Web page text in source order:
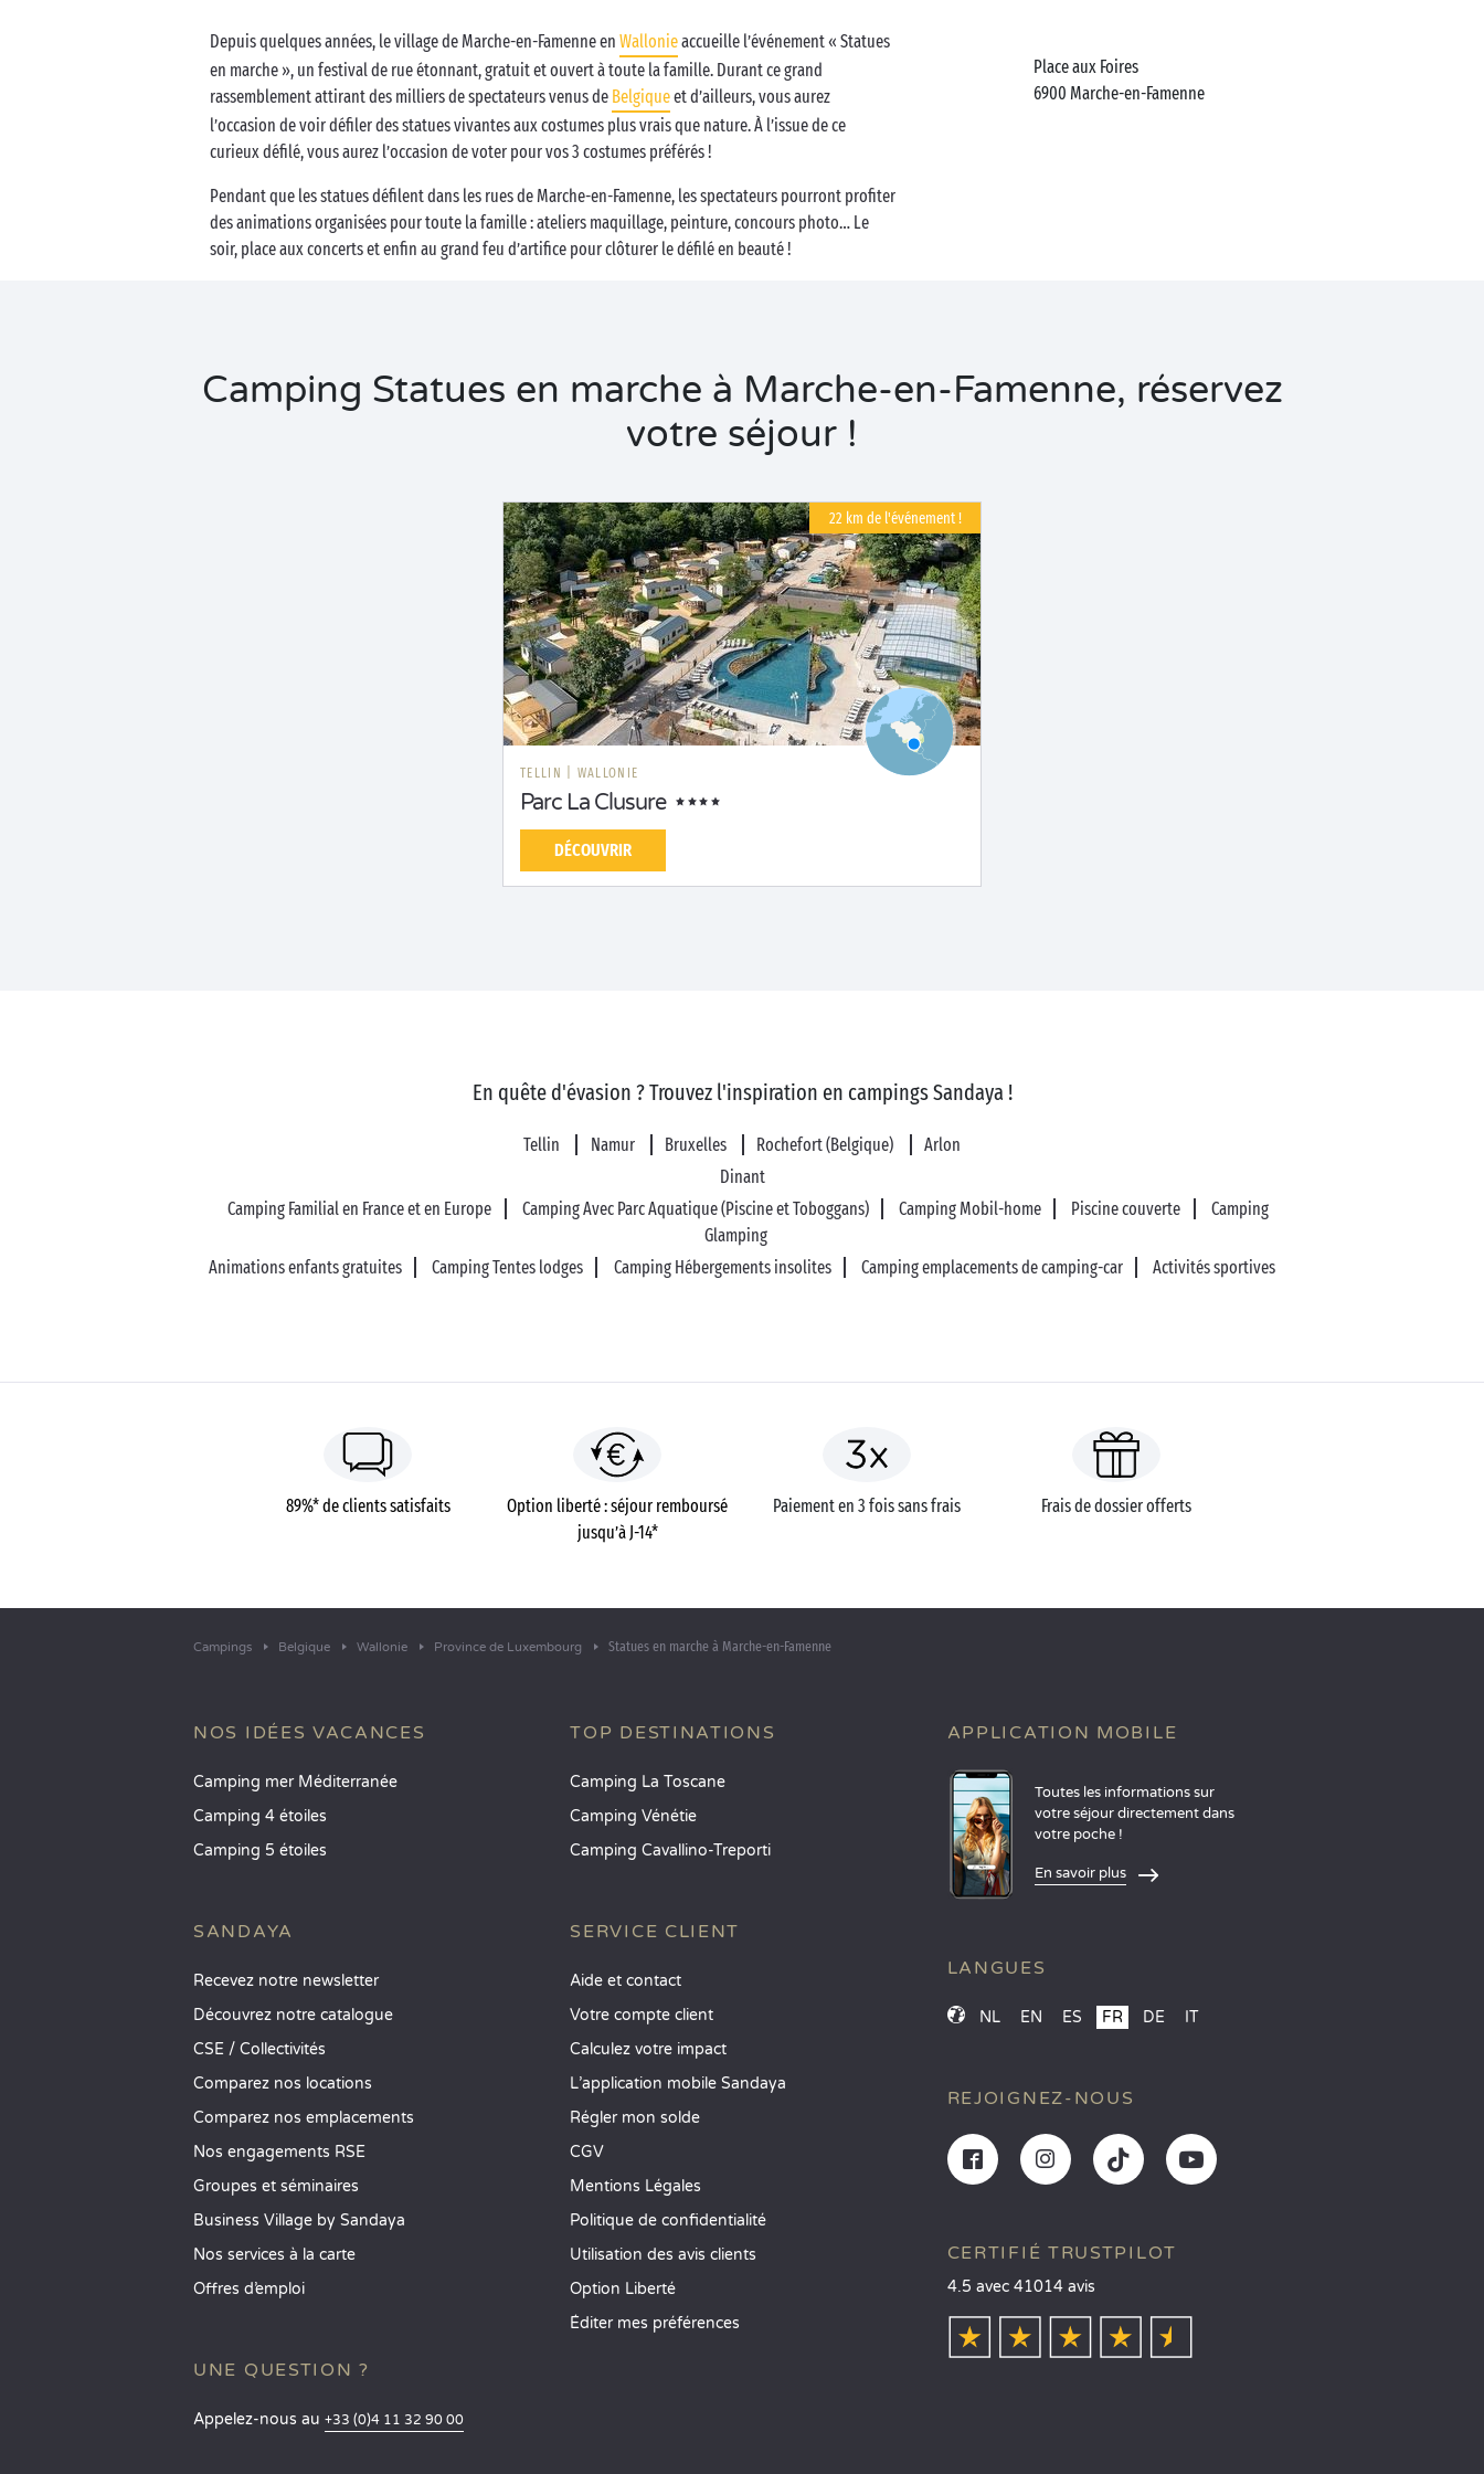
Depuis quelques années, le village de Marche-en-Famenne en Wallonieaccueille l’événement « Statues
en marche », un festival de rue étonnant, gratuit et ouvert à toute la famille. Durant ce grand
rassemblement attirant des milliers de spectateurs venus de Belgiqueet d’ailleurs, vous aurez
l’occasion de voir défiler des statues vivantes aux costumes plus vrais que nature. À l’issue de ce
curieux défilé, vous aurez l’occasion de voter pour vos 3 costumes préférés !
Pendant que les statues défilent dans les rues de Marche-en-Famenne, les spectateurs pourront profiter
des animations organisées pour toute la famille : ateliers maquillage, peinture, concours photo… Le
soir, place aux concerts et enfin au grand feu d’artifice pour clôturer le défilé en beauté !
Place aux Foires
6900 Marche-en-Famenne
Camping Statues en marche à Marche-en-Famenne, réservez
votre séjour !
22 km de l'événement !
TELLIN WALLONIE
Parc La Clusure
DÉCOUVRIR
En quête d'évasion ? Trouvez l'inspiration en campings Sandaya !
Tellin Namur Bruxelles Rochefort (Belgique)
Arlon
Dinant
Camping Familial en France et en Europe
Camping Avec Parc Aquatique (Piscine et Toboggans) Camping Mobil-home Piscine couverte
Camping
Glamping
Animations enfants gratuites
Camping Tentes lodges Camping Hébergements insolites Camping emplacements de camping-car Activités sportives
89%* de clients satisfaits
Option liberté : séjour remboursé
jusqu’à J-14*
Paiement en 3 fois sans frais Frais de dossier offerts
Campings Belgique Wallonie Province de Luxembourg Statues en marche à Marche-en-Famenne
NOS IDÉES VACANCES
Camping mer Méditerranée
Camping 4 étoiles
Camping 5 étoiles
SANDAYA
Recevez notre newsletter
Découvrez notre catalogue
CSE / Collectivités
Comparez nos locations
Comparez nos emplacements
Nos engagements RSE
Groupes et séminaires
Business Village by Sandaya
Nos services à la carte
Offres d’emploi
UNE QUESTION ?
Appelez-nous au +33 (0)4 11 32 90 00
TOP DESTINATIONS
Camping La Toscane
Camping Vénétie
Camping Cavallino-Treporti
SERVICE CLIENT
Aide et contact
Votre compte client
Calculez votre impact
L’application mobile Sandaya
Régler mon solde
CGV
Mentions Légales
Politique de confidentialité
Utilisation des avis clients
Option Liberté
Éditer mes préférences
APPLICATION MOBILE
Toutes les informations sur
votre séjour directement dans
votre poche !
En savoir plus
LANGUES
NL EN ES FR DE IT
REJOIGNEZ-NOUS
CERTIFIÉ TRUSTPILOT
4.5 avec 41014 avis
Business Village by Sandaya